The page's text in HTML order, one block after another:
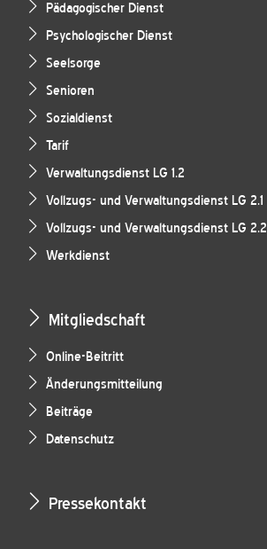
Pädagogischer Dienst
Psychologischer Dienst
Seelsorge
Senioren
Sozialdienst
Tarif
Verwaltungsdienst LG 1.2
Vollzugs- und Verwaltungsdienst LG 2.1
Vollzugs- und Verwaltungsdienst LG 2.2
Werkdienst
Mitgliedschaft
Online-Beitritt
Änderungsmitteilung
Beiträge
Datenschutz
Pressekontakt